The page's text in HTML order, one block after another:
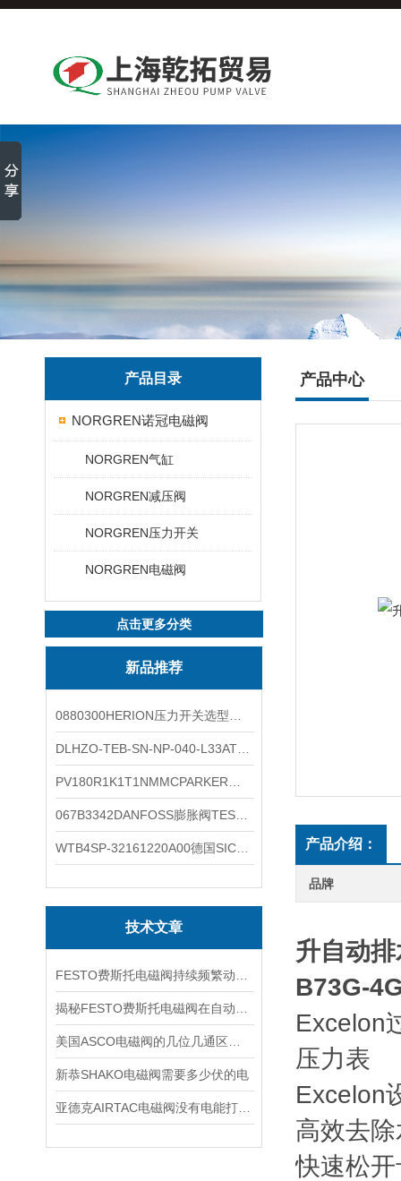
产品目录
NORGREN诺冠电磁阀
NORGREN气缸
NORGREN减压阀
NORGREN压力开关
NORGREN电磁阀
点击更多分类
新品推荐
技术文章
新恭SHAKO电磁阀需要多少伏的电
产品中心
产品介绍：
品牌
升自动
B73G-
Excelon
压力表
Excelon
高效去
快速松